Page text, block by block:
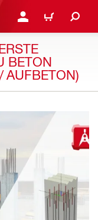
ANMELDEN ODER
WARENKORB
BETON
AUFBETON)